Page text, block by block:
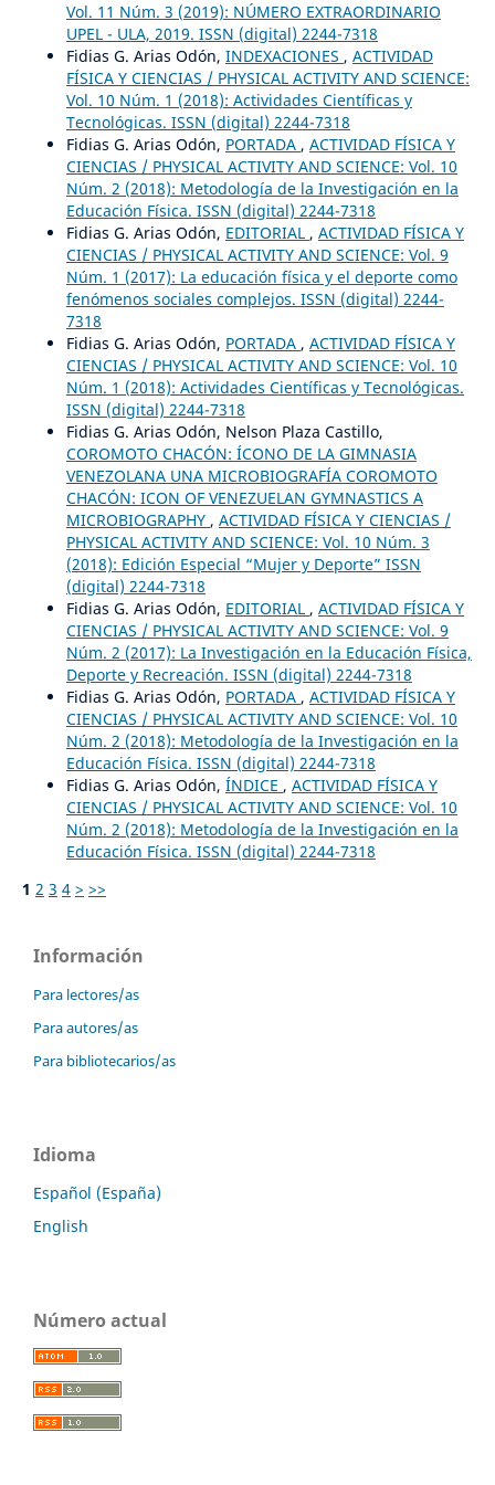
Vol. 11 Núm. 3 (2019): NÚMERO EXTRAORDINARIO
UPEL - ULA, 2019. ISSN (digital) 2244-7318
Fidias G. Arias Odón, INDEXACIONES , ACTIVIDAD
FÍSICA Y CIENCIAS / PHYSICAL ACTIVITY AND SCIENCE:
Vol. 10 Núm. 1 (2018): Actividades Científicas y
Tecnológicas. ISSN (digital) 2244-7318
Fidias G. Arias Odón, PORTADA , ACTIVIDAD FÍSICA Y
CIENCIAS / PHYSICAL ACTIVITY AND SCIENCE: Vol. 10
Núm. 2 (2018): Metodología de la Investigación en la
Educación Física. ISSN (digital) 2244-7318
Fidias G. Arias Odón, EDITORIAL , ACTIVIDAD FÍSICA Y
CIENCIAS / PHYSICAL ACTIVITY AND SCIENCE: Vol. 9
Núm. 1 (2017): La educación física y el deporte como
fenómenos sociales complejos. ISSN (digital) 2244-
7318
Fidias G. Arias Odón, PORTADA , ACTIVIDAD FÍSICA Y
CIENCIAS / PHYSICAL ACTIVITY AND SCIENCE: Vol. 10
Núm. 1 (2018): Actividades Científicas y Tecnológicas.
ISSN (digital) 2244-7318
Fidias G. Arias Odón, Nelson Plaza Castillo,
COROMOTO CHACÓN: ÍCONO DE LA GIMNASIA
VENEZOLANA UNA MICROBIOGRAFÍA COROMOTO
CHACÓN: ICON OF VENEZUELAN GYMNASTICS A
MICROBIOGRAPHY , ACTIVIDAD FÍSICA Y CIENCIAS /
PHYSICAL ACTIVITY AND SCIENCE: Vol. 10 Núm. 3
(2018): Edición Especial “Mujer y Deporte” ISSN
(digital) 2244-7318
Fidias G. Arias Odón, EDITORIAL , ACTIVIDAD FÍSICA Y
CIENCIAS / PHYSICAL ACTIVITY AND SCIENCE: Vol. 9
Núm. 2 (2017): La Investigación en la Educación Física,
Deporte y Recreación. ISSN (digital) 2244-7318
Fidias G. Arias Odón, PORTADA , ACTIVIDAD FÍSICA Y
CIENCIAS / PHYSICAL ACTIVITY AND SCIENCE: Vol. 10
Núm. 2 (2018): Metodología de la Investigación en la
Educación Física. ISSN (digital) 2244-7318
Fidias G. Arias Odón, ÍNDICE , ACTIVIDAD FÍSICA Y
CIENCIAS / PHYSICAL ACTIVITY AND SCIENCE: Vol. 10
Núm. 2 (2018): Metodología de la Investigación en la
Educación Física. ISSN (digital) 2244-7318
1 2 3 4 > >>
Información
Para lectores/as
Para autores/as
Para bibliotecarios/as
Idioma
Español (España)
English
Número actual